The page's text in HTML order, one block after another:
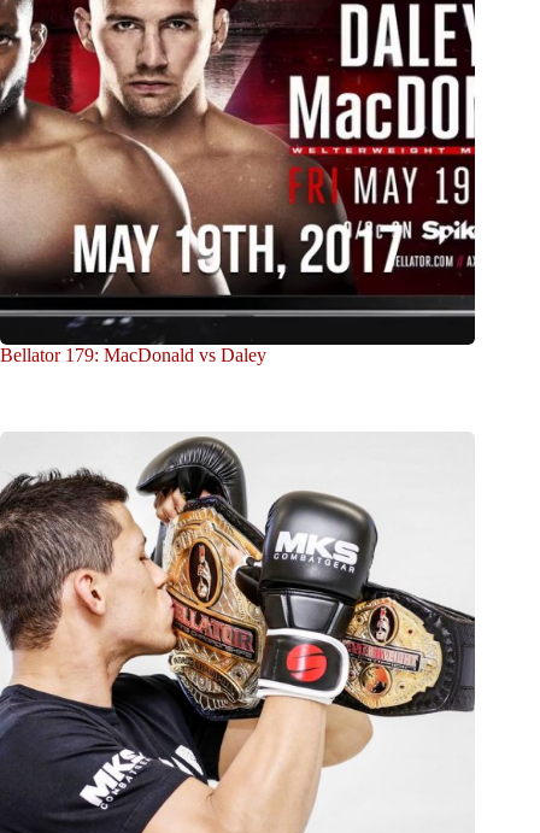
Bellator 179: MacDonald vs Daley